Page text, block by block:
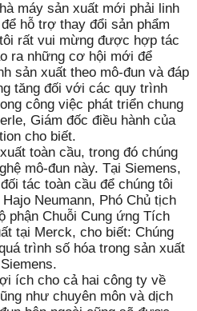
máy sản xuất mới phải linh
hỗ trợ thay đổi sản phẩm
rất vui mừng được hợp tác
ra những cơ hội mới để
sản xuất theo mô-đun và đáp
tăng đối với các quy trình
công việc phát triển chung
Giám đốc điều hành của
cho biết.
toàn cầu, trong đó chúng
mô-đun này. Tại Siemens,
tác toàn cầu để chúng tôi
Neumann, Phó Chủ tịch
phận Chuỗi Cung ứng Tích
tại Merck, cho biết: Chúng
trình số hóa trong sản xuất
ích cho cả hai công ty về
như chuyên môn và dịch